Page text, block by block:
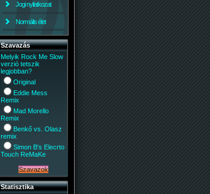
Jogi nyilatkozat
Normális élet
Szavazás
Melyik Rock Me Slow
verzió tetszik
legjobban?
Original
Eddie Mess
Remix
Mad Morello
Remix
Benkő vs. Olasz
remix
Simon B's Elecrto
Touch ReMaKe
Statisztika